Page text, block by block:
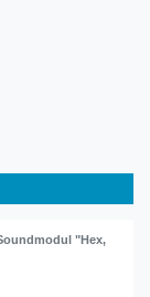
"Hex,